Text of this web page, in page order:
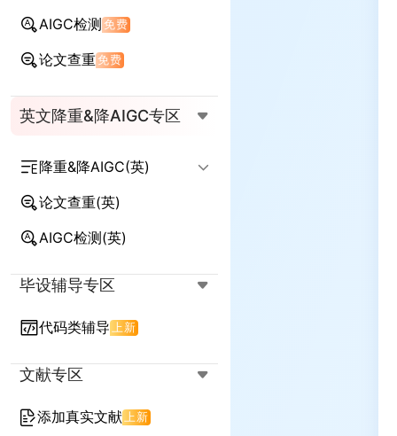
降AIGC率
AIGC+查重率双降
AIGC检测 免费
论文查重免费
英文降重&降AIGC专区
降重&降AIGC(英)
降AIGC率(英)
降查重率+AIGC率(英)
论文查重(英)
AIGC检测(英)
毕设辅导专区
代码类辅导 上新
文献专区
添加真实文献 上新